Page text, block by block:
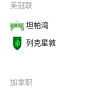
美冠联
坦帕湾
列克星敦
加拿职